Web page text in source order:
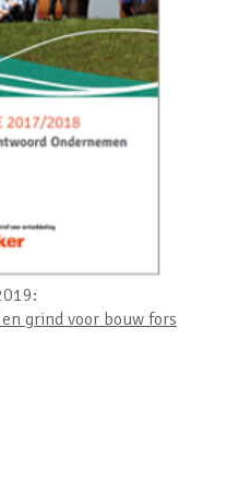
grind voor bouw fors